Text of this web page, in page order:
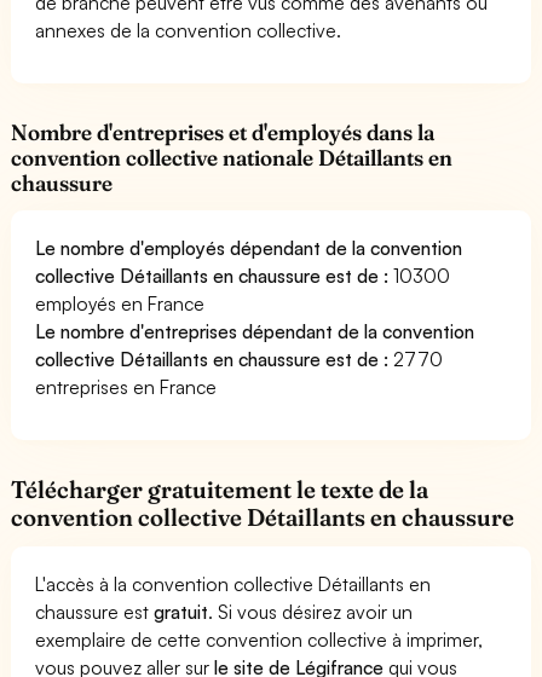
annexes de la convention collective.
Nombre d'entreprises et d'employés dans la
convention collective nationale Détaillants en
chaussure
Le nombre d'employés dépendant de la convention
collective Détaillants en chaussure est de :10300
employés en France
Le nombre d'entreprises dépendant de la convention
collective Détaillants en chaussure est de : 2770
entreprises en France
Télécharger gratuitement le texte de la
convention collective Détaillants en chaussure
L'accès à la convention collective Détaillants en
chaussure estgratuit. Si vous désirez avoir un
exemplaire de cette convention collective à imprimer,
vous pouvez aller surle site de Légifrance qui vous